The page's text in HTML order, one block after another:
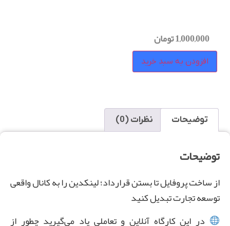
1,000,000تومان
افزودن به سبد خرید
توضیحات نظرات (0)
توضیحات
از ساخت پروفایل تا بستن قرارداد؛ لینکدین را به کانال واقعی
توسعه تجارت تبدیل کنید
در این کارگاه آنلاین و تعاملی یاد می‌گیرید چطور از